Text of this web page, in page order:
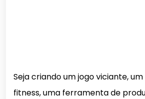
Seja criando um jogo viciante,
fitness, uma ferramenta de